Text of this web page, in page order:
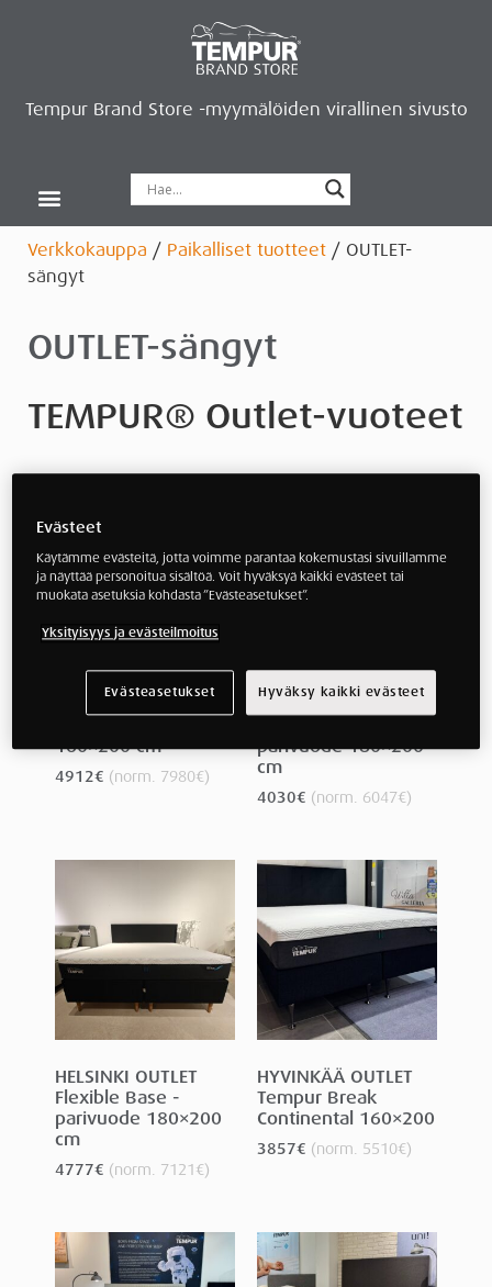
Tempur Brand Store -myymälöiden virallinen sivusto
Verkkokauppa / Paikalliset tuotteet / OUTLET-
sängyt
OUTLET-sängyt
TEMPUR® Outlet-vuoteet
160×200 cm
4912€ (norm. 7980€)
HELSINKI OUTLET
parivuode 180×200
cm
4030€ (norm. 6047€)
HELSINKI OUTLET
Flexible Base -
parivuode 180×200
cm
4777€ (norm. 7121€)
HYVINKÄÄ OUTLET
Tempur Break
Continental 160×200
3857€ (norm. 5510€)
Evästeet
Käytämme evästeitä, jotta voimme parantaa kokemustasi sivuillamme
ja näyttää personoitua sisältöä. Voit hyväksyä kaikki evästeet tai
muokata asetuksia kohdasta ”Evästeasetukset”.
Yksityisyys ja evästeilmoitus
Evästeasetukset Hyväksy kaikki evästeet